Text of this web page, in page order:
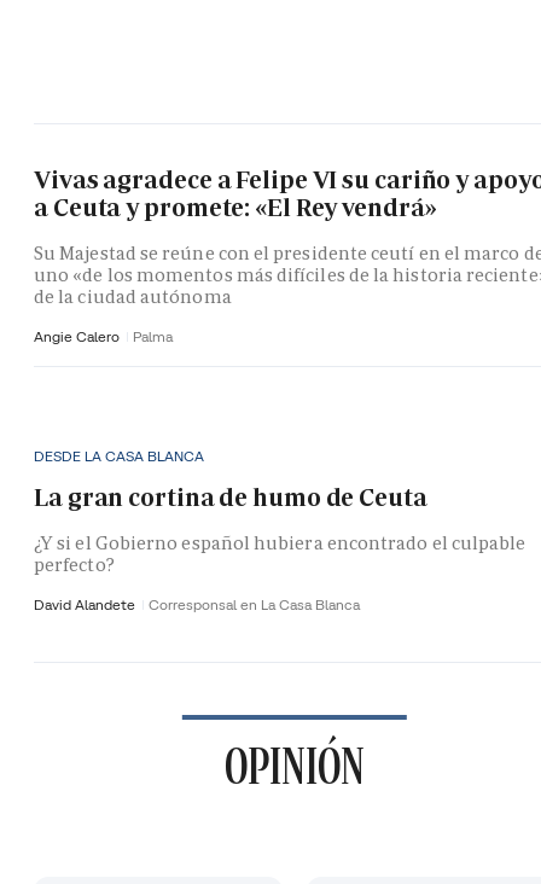
Vivas agradece a Felipe VI su cariño y
a Ceuta y promete: «El Rey vendrá»
Su Majestad se reúne con el presidente ceutí en el marco
uno «de los momentos más difíciles de la historia
de la ciudad autónoma
Angie Calero Palma
DESDE LA CASA BLANCA
La gran cortina de humo de Ceuta
¿Y si el Gobierno español hubiera encontrado el culpable
perfecto?
David Alandete Corresponsal en La Casa Blanca
OPINIÓN